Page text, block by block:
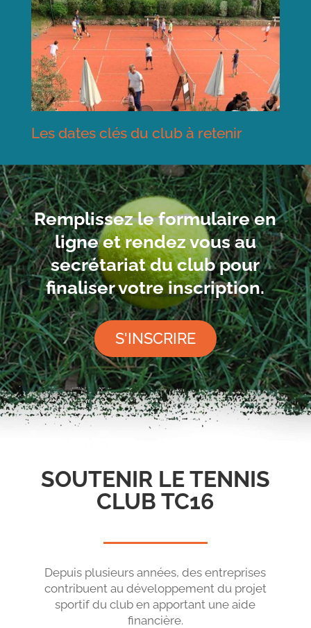
Les dates clés du club à retenir
Remplissez le formulaire en
ligne et rendez vous au
secrétariat du club pour
finaliser votre inscription.
S'INSCRIRE
SOUTENIR LE TENNIS
CLUB TC16
Depuis plusieurs années, des entreprises
contribuent au développement du projet
sportif du club en apportant une aide
financière.